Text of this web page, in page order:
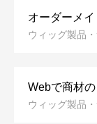
オーダーメ
ウィッグ製品
Webで商材の
ウィッグ製品